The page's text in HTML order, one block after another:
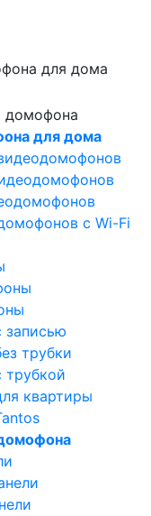
для дома
с Wi-Fi
трубки
квартиры